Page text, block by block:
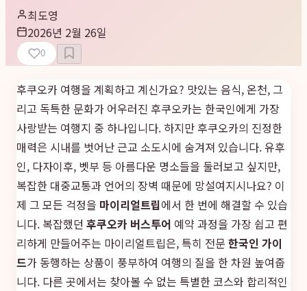
최도영
2026년 2월 26일
0
후쿠오카 여행을 계획하고 계신가요? 맛있는 음식, 온천, 그
리고 독특한 문화가 어우러진 후쿠오카는 한국인에게 가장
사랑받는 여행지 중 하나입니다. 하지만 후쿠오카의 진정한
매력은 시내를 벗어난 근교 소도시에 숨겨져 있습니다. 유후
인, 다자이후, 벳부 등 아름다운 명소들을 둘러보고 싶지만,
복잡한 대중교통과 언어의 장벽 때문에 망설여지시나요? 이
제 그 모든 걱정을 마이리얼트립에서 한 번에 해결할 수 있습
니다. 복잡했던 후쿠오카 버스투어 예약 과정을 가장 쉽고 편
리하게 만들어주는 마이리얼트립은, 특히 전문 한국인 가이
드가 동행하는 상품이 풍부하여 여행의 질을 한 차원 높여줍
니다. 다른 곳에서는 찾아볼 수 없는 특별한 코스와 합리적인